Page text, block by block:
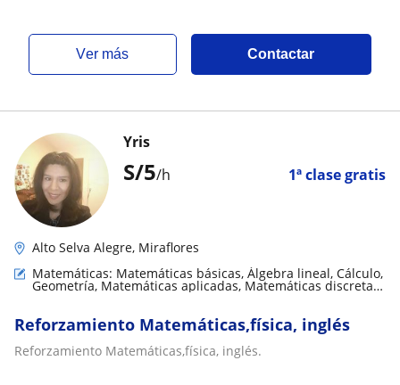
ver más Contactar
S/5/h 1ª clase gratis
Yris
Alto Selva Alegre, Miraflores
Matemáticas: Matemáticas básicas, Álgebra lineal, Cálculo,
Geometría, Matemáticas aplicadas, Matemáticas discretas,
Teoría de números, Trigonometría
Reforzamiento Matemáticas,física, inglés
Reforzamiento Matemáticas,física, inglés.